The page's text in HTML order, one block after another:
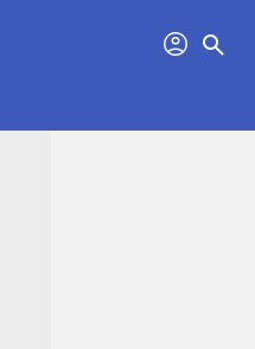
profil search